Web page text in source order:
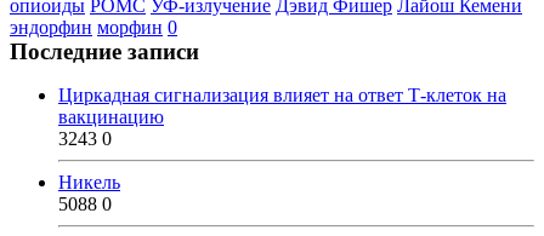
опиоиды POMC УФ-излучение Дэвид Фишер Лайош Кемени
эндорфин морфин 0
Последние записи
Циркадная сигнализация влияет на ответ Т-клеток на
вакцинацию
3243 0
Никель
5088 0